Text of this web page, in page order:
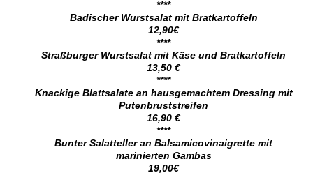
****
Badischer Wurstsalat mit Bratkartoffeln
12,90€
****
Straßburger Wurstsalat mit Käse und Bratkartoffeln
13,50 €
****
Knackige Blattsalate an hausgemachtem Dressing mit
Putenbruststreifen
16,90 €
****
Bunter Salatteller an Balsamicovinaigrette mit
marinierten Gambas
19,00€